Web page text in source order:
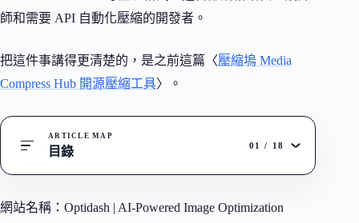
師和需要 API 自動化壓縮的開發者。
把這件事講得更清楚的，是之前這篇〈壓縮塢 Media
Compress Hub 開源壓縮工具〉。
ARTICLE MAP
目錄 01 / 18
網站名稱：Optidash | AI-Powered Image Optimization